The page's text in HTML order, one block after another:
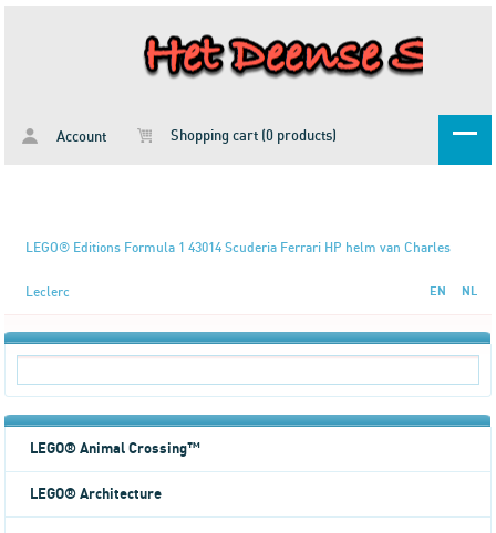
Account Shopping cart (0 products)
LEGO® Editions Formula 1 43014 Scuderia Ferrari HP helm van Charles
Leclerc EN NL
LEGO® Animal Crossing™
LEGO® Architecture